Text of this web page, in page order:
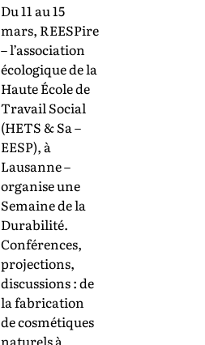
Du 11 au 15
mars, REESPire
– l’association
écologique de la
Haute École de
Travail Social
(HETS & Sa –
EESP), à
Lausanne –
organise une
Semaine de la
Durabilité.
Conférences,
projections,
discussions : de
la fabrication
de cosmétiques